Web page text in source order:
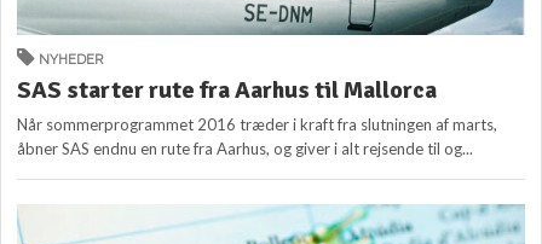
NYHEDER
SAS starter rute fra Aarhus til Mallorca
Når sommerprogrammet 2016 træder i kraft fra slutningen af marts,
åbner SAS endnu en rute fra Aarhus, og giver i alt rejsende til og...